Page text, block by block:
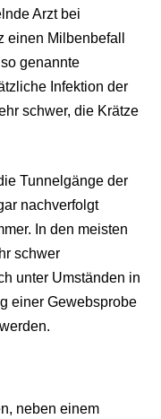
Arzt bei
Milbenbefall
genannte
Infektion der
schwer, die Krätze
Tunnelgänge der
nachverfolgt
In den meisten
schwer
unter Umständen in
einer Gewebsprobe
neben einem